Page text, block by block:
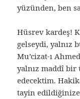
yüzünden, ben
Hüsrev kardeş!
gelseydi, yalnız
Mu’cizat-ı
yalnız maddî bir
edecektim.
tayin edildiğinize